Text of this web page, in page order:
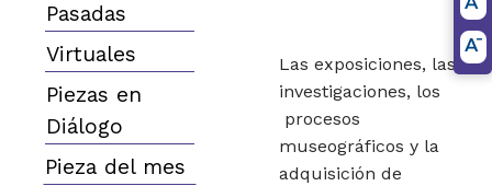
Pasadas
Virtuales
Piezas en
Diálogo
Pieza del mes
Las exposiciones, las
investigaciones, los
procesos
museográficos y la
adquisición de